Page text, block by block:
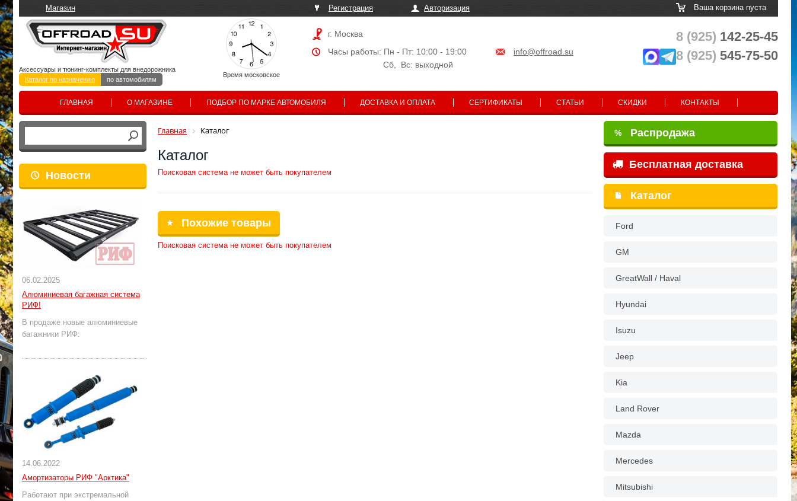
Магазин Регистрация Авторизация Ваша корзина пуста
Время московское
Аксессуары и тюнинг-комплекты для внедорожника
Каталог по назначению
по автомобилям
г. Москва
Часы работы: Пн - Пт: 10:00 - 19:00
info@offroad.su
Сб, Вс: выходной
8 (925) 142-25-45
8 (925) 545-75-50
ГЛАВНАЯ О МАГАЗИНЕ ПОДБОР ПО МАРКЕ АВТОМОБИЛЯ ДОСТАВКА И ОПЛАТА СЕРТИФИКАТЫ СТАТЬИ СКИДКИ КОНТАКТЫ
Новости
06.02.2025
Алюминиевая багажная система
РИФ!
В продаже новые алюминиевые
багажники РИФ:
14.06.2022
Амортизаторы РИФ "Арктика"
Работают при экстремальной
Главная Каталог
Каталог
Поисковая система не может быть покупателем
Похожие товары
Поисковая система не может быть покупателем
% Распродажа
Бесплатная доставка
Каталог
Ford
GM
GreatWall / Haval
Hyundai
Isuzu
Jeep
Kia
Land Rover
Mazda
Mercedes
Mitsubishi